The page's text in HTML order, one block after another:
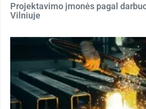
Projektavimo įmonės pagal
Vilniuje